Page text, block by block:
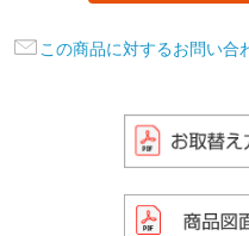
この商品に対するお問い合